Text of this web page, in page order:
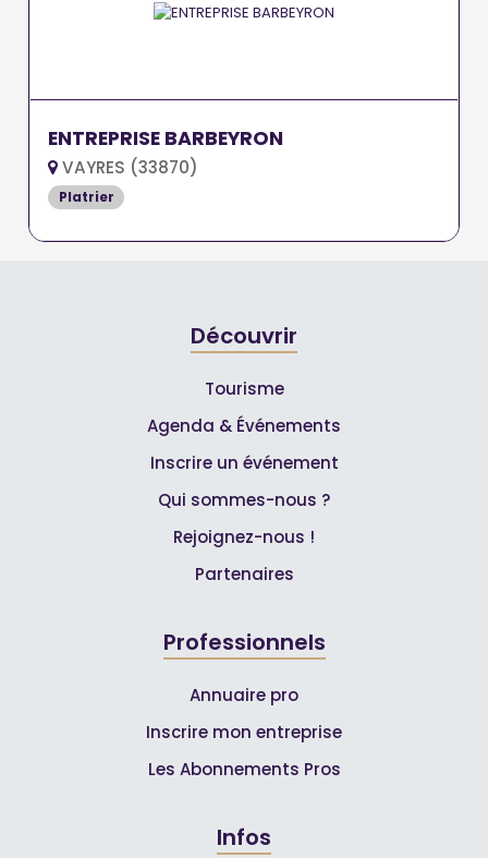
ENTREPRISE BARBEYRON
VAYRES (33870)
Platrier
Découvrir
Tourisme
Agenda & Événements
Inscrire un événement
Qui sommes-nous ?
Rejoignez-nous !
Partenaires
Professionnels
Annuaire pro
Inscrire mon entreprise
Les Abonnements Pros
Infos